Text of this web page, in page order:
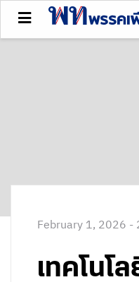
February 1, 2026 -
เทคโนโ